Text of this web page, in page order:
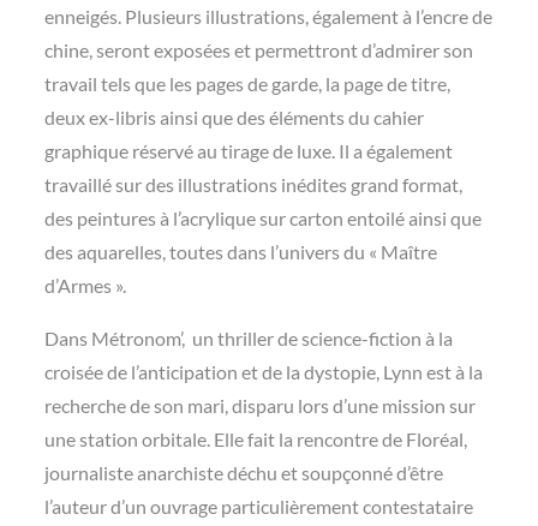
enneigés. Plusieurs illustrations, également à l’encre de
chine, seront exposées et permettront d’admirer son
travail tels que les pages de garde, la page de titre,
deux ex-libris ainsi que des éléments du cahier
graphique réservé au tirage de luxe. Il a également
travaillé sur des illustrations inédites grand format,
des peintures à l’acrylique sur carton entoilé ainsi que
des aquarelles, toutes dans l’univers du « Maître
d’Armes ».
Dans Métronom’, un thriller de science-fiction à la
croisée de l’anticipation et de la dystopie, Lynn est à la
recherche de son mari, disparu lors d’une mission sur
une station orbitale. Elle fait la rencontre de Floréal,
journaliste anarchiste déchu et soupçonné d’être
l’auteur d’un ouvrage particulièrement contestataire